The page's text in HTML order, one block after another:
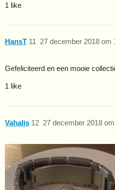
1 like
HansT 27 december 2018 om
11
Gefeliciteerd en een mooie
1 like
Vahalis 27 december 2018
12